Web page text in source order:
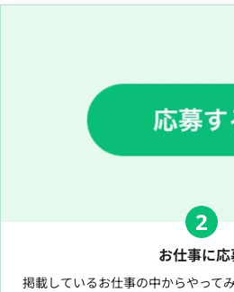
2
お仕事に応
掲載しているお仕事の中からやって